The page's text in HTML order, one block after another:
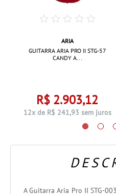
ARIA
GUITARRA ARIA PRO II STG-57
CANDY A...
R$ 2.903,12
12x de R$ 241,93 sem juros
A Guitarra Aria Pro II STG-